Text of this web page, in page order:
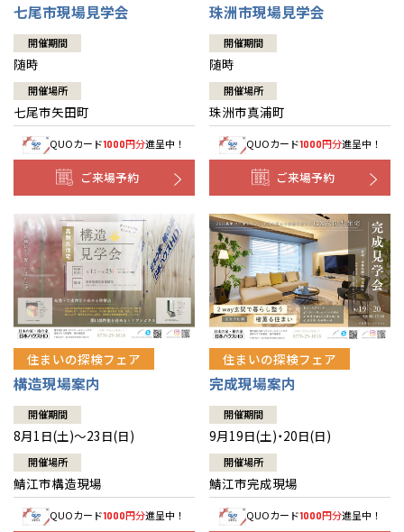
七尾市現場見学会
開催期間
随時
開催場所
七尾市矢田町
QUOカード1000円分進呈中！
ご来場予約
珠洲市現場見学会
開催期間
随時
開催場所
珠洲市真浦町
QUOカード1000円分進呈中！
ご来場予約
住まいの探検フェア
構造現場案内
開催期間
8月1日(土)～23日(日)
開催場所
鯖江市構造現場
QUOカード1000円分進呈中！
住まいの探検フェア
完成現場案内
開催期間
9月19日(土)・20日(日)
開催場所
鯖江市完成現場
QUOカード1000円分進呈中！